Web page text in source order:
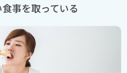
事を取っている